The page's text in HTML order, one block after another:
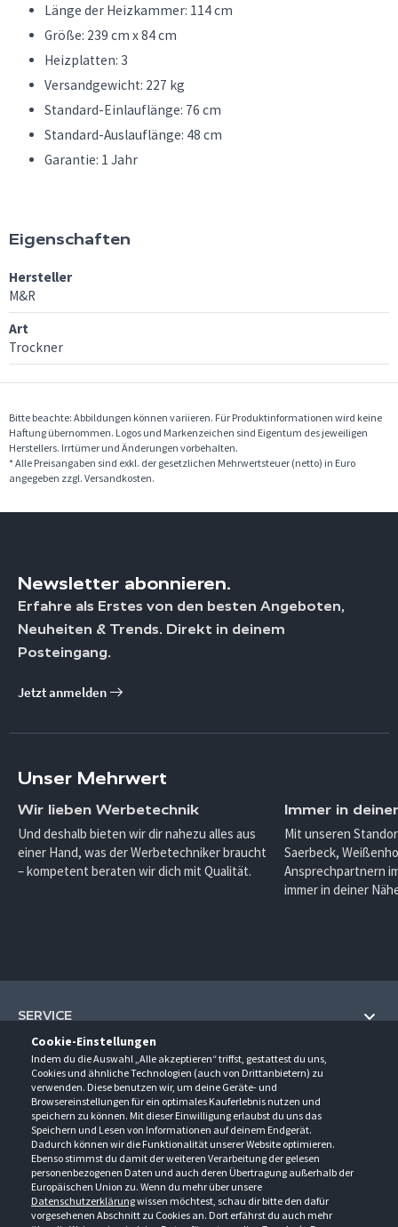
Cookie-Einstellungen
Indem du die Auswahl „Alle akzeptieren“ triffst, gestattest du uns,
Cookies und ähnliche Technologien (auch von Drittanbietern) zu
verwenden. Diese benutzen wir, um deine Geräte- und
Browsereinstellungen für ein optimales Kauferlebnis nutzen und
speichern zu können. Mit dieser Einwilligung erlaubst du uns das
Speichern und Lesen von Informationen auf deinem Endgerät.
Dadurch können wir die Funktionalität unserer Website optimieren.
Ebenso stimmst du damit der weiteren Verarbeitung der gelesen
personenbezogenen Daten und auch deren Übertragung außerhalb der
Europäischen Union zu. Wenn du mehr über unsere
Datenschutzerklärungwissen möchtest, schau dir bitte den dafür
vorgesehenen Abschnitt zu Cookies an. Dort erfährst du auch mehr
Länge der Heizkammer: 114 cm
Größe: 239 cm x 84 cm
Heizplatten: 3
Versandgewicht: 227 kg
Standard-Einlauflänge: 76 cm
Standard-Auslauflänge: 48 cm
Garantie: 1 Jahr
Eigenschaften
Hersteller
M&R
Art
Trockner
Bitte beachte: Abbildungen können variieren. Für Produktinformationen wird keine
Haftung übernommen. Logos und Markenzeichen sind Eigentum des jeweiligen
Herstellers. Irrtümer und Änderungen vorbehalten.
* Alle Preisangaben sind exkl. der gesetzlichen Mehrwertsteuer (netto) in Euro
angegeben zzgl. Versandkosten.
Newsletter abonnieren.
Erfahre als Erstes von den besten Angeboten,
Neuheiten & Trends. Direkt in deinem
Posteingang.
Jetzt anmelden
Unser Mehrwert
Wir lieben Werbetechnik
Und deshalb bieten wir dir nahezu alles aus
einer Hand, was der Werbetechniker braucht
– kompetent beraten wir dich mit Qualität.
Immer in
Mit unseren
Saerbeck,
Ansprechpartnern
immer in deiner
SERVICE
Hilfe und Information
Fragen und Antworten (FAQ)
Kontakt
Newsletter
Events
Downloads
Kataloge
UNTERNEHMEN
Über uns
Anfahrt
Ansprechpartner
Außendienstbesuch
Jobs & Ausbildung
KONTAKT
Gröner-Schulze GmbH
Sarirstraße 5
12529 Schönefeld
Berlin-Schönefeld: +49 30 68 29 54-0
ÖFFNUNGSZEITEN
Montag - Donnerstag
9:00 - 17:00
Freitag
9:00 - 15:00
FOLGE UNS